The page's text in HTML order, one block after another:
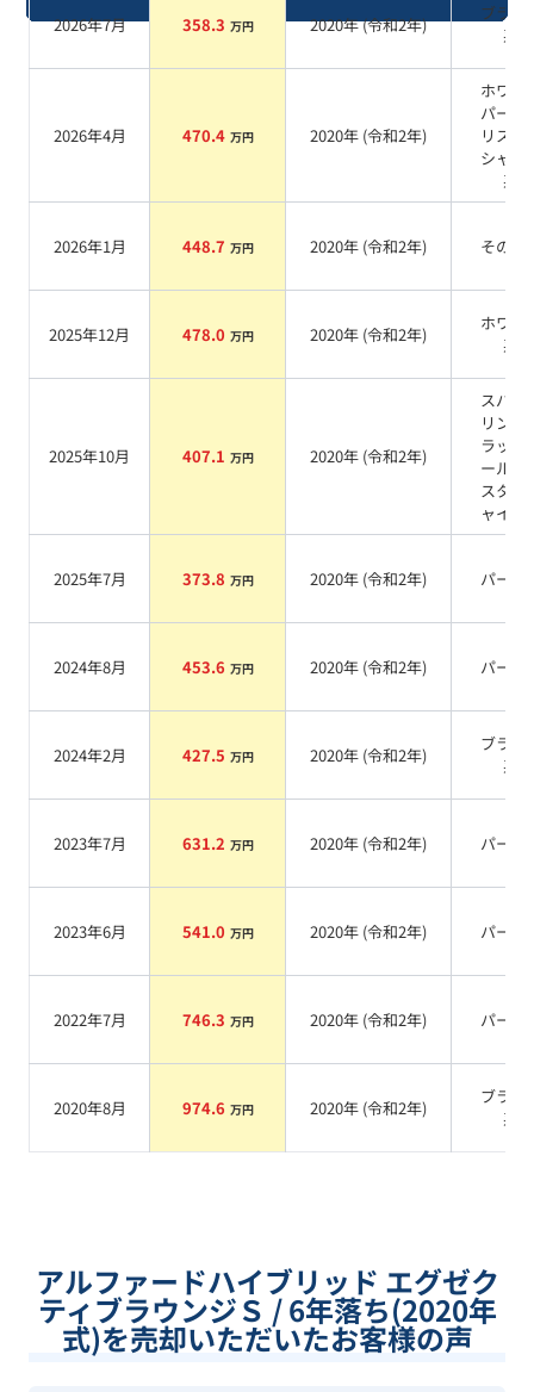
2026年7月 358.3 万円 2020年 (令和2年)
ブラッ
系
2026年4月 470.4 万円 2020年 (令和2年)
ホワイ
パール
リスタ
シャイ
系
2026年1月 448.7 万円 2020年 (令和2年) その他
2025年12月 478.0 万円 2020年 (令和2年)
ホワイ
系
2025年10月 407.1 万円 2020年 (令和2年)
スパー
リング
ラック
ールク
スタル
ャイン
2025年7月 373.8 万円 2020年 (令和2年) パール
2024年8月 453.6 万円 2020年 (令和2年) パール
2024年2月 427.5 万円 2020年 (令和2年)
ブラッ
系
2023年7月 631.2 万円 2020年 (令和2年) パール
2023年6月 541.0 万円 2020年 (令和2年) パール
2022年7月 746.3 万円 2020年 (令和2年) パール
2020年8月 974.6 万円 2020年 (令和2年)
ブラッ
系
アルファードハイブリッド エグゼク
ティブラウンジＳ / 6年落ち(2020年
式)を売却いただいたお客様の声